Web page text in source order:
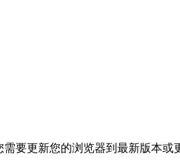
需要更新您的浏览器到最新版本或